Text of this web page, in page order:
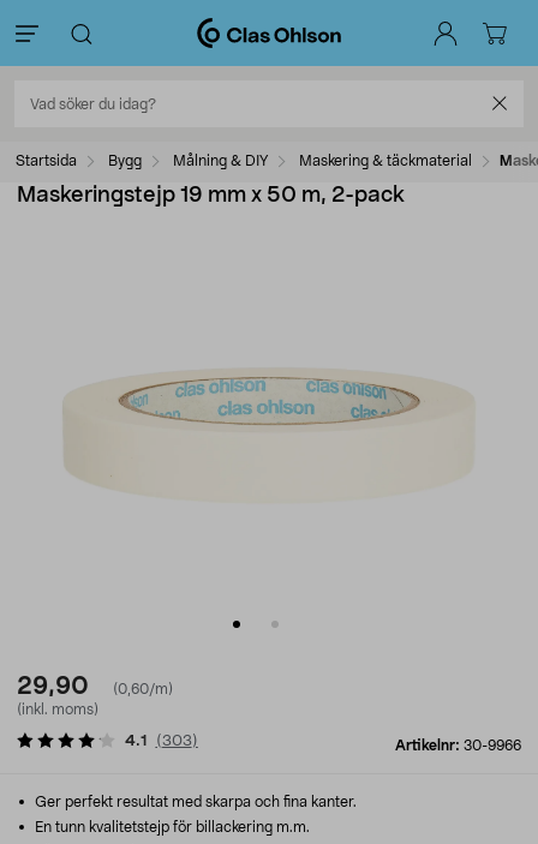
Startsida Bygg Målning & DIY Maskering & täckmaterial
Maskeringstejp 19 mm x 50 m, 2-pack
29,90
(0,60/m)
(inkl. moms)
Artikelnr: 30-9966
4.1 (303)
Ger perfekt resultat med skarpa och fina kanter.
En tunn kvalitetstejp för billackering m.m.